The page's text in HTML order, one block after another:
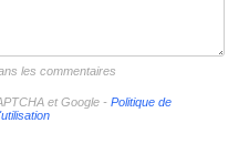
les commentaires
et Google - Politique de